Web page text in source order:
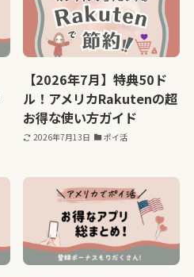
【2026年7月】特典50ド
ル！アメリカRakutenの超
お得な使い方ガイド
2026年7月13日 ポイ活